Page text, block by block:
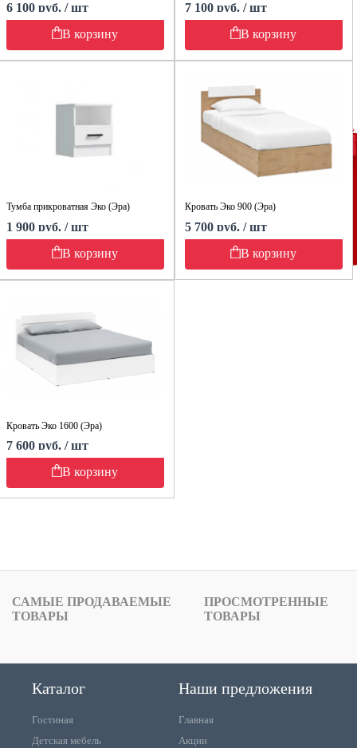
6 100 руб. / шт
В корзину
7 100 руб. / шт
В корзину
Тумба прикроватная Эко (Эра)
1 900 руб. / шт
В корзину
Кровать Эко 900 (Эра)
5 700 руб. / шт
В корзину
Кровать Эко 1600 (Эра)
7 600 руб. / шт
В корзину
САМЫЕ ПРОДАВАЕМЫЕ
ТОВАРЫ
ПРОСМОТРЕННЫЕ
ТОВАРЫ
Каталог
Гостиная
Детская мебель
Наши предложения
Главная
Акции